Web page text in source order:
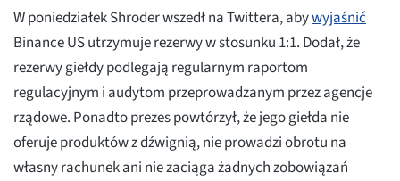
W poniedziałek Shroder wszedł na Twittera, abywyjaśnić
Binance US utrzymuje rezerwy w stosunku 1:1. Dodał, że
rezerwy giełdy podlegają regularnym raportom
regulacyjnym i audytom przeprowadzanym przez agencje
rządowe. Ponadto prezes powtórzył, że jego giełda nie
oferuje produktów z dźwignią, nie prowadzi obrotu na
własny rachunek ani nie zaciąga żadnych zobowiązań